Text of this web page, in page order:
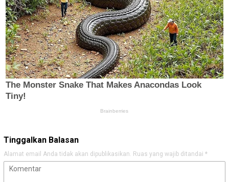
Tinggalkan Balasan
Alamat email Anda tidak akan dipublikasikan. Ruas yang wajib ditandai *